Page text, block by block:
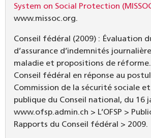
System on Social Protection
www.missoc.org.
Conseil fédéral (2009) : Évaluation
d’assurance d’indemnités
maladie et propositions de
Conseil fédéral en réponse au
Commission de la sécurité sociale
publique du Conseil national, du 16
www.ofsp.admin.ch > L’OFSP >
Rapports du Conseil fédéral > 2009.